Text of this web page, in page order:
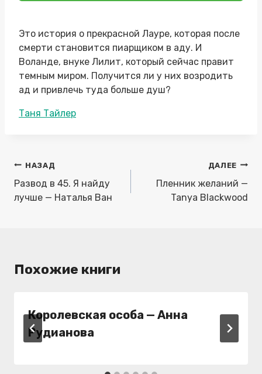
Это история о прекрасной Лауре, которая после
смерти становится пиарщиком в аду. И
Воланде, внуке Лилит, который сейчас правит
темным миром. Получится ли у них возродить
ад и привлечь туда больше душ?
Метки
Таня Тайлер
Навигация
по
записям
НАЗАД
Развод в 45. Я найду
лучше — Наталья Ван
ДАЛЕЕ
Пленник желаний —
Tanya Blackwood
Похожие книги
Королевская особа — Анна
Рудианова